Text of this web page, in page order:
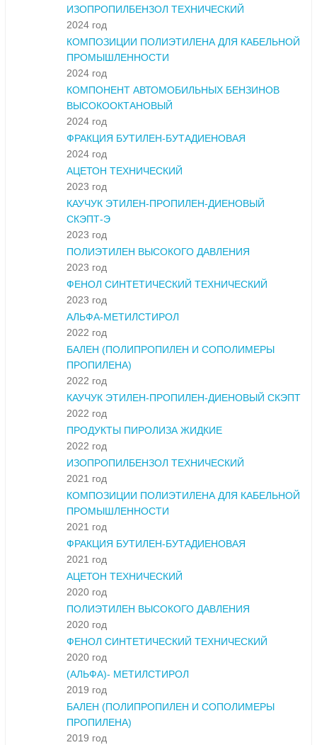
ИЗОПРОПИЛБЕНЗОЛ ТЕХНИЧЕСКИЙ
2024 год
КОМПОЗИЦИИ ПОЛИЭТИЛЕНА ДЛЯ КАБЕЛЬНОЙ
ПРОМЫШЛЕННОСТИ
2024 год
КОМПОНЕНТ АВТОМОБИЛЬНЫХ БЕНЗИНОВ
ВЫСОКООКТАНОВЫЙ
2024 год
ФРАКЦИЯ БУТИЛЕН-БУТАДИЕНОВАЯ
2024 год
АЦЕТОН ТЕХНИЧЕСКИЙ
2023 год
КАУЧУК ЭТИЛЕН-ПРОПИЛЕН-ДИЕНОВЫЙ
СКЭПТ-Э
2023 год
ПОЛИЭТИЛЕН ВЫСОКОГО ДАВЛЕНИЯ
2023 год
ФЕНОЛ СИНТЕТИЧЕСКИЙ ТЕХНИЧЕСКИЙ
2023 год
АЛЬФА-МЕТИЛСТИРОЛ
2022 год
БАЛЕН (ПОЛИПРОПИЛЕН И СОПОЛИМЕРЫ
ПРОПИЛЕНА)
2022 год
КАУЧУК ЭТИЛЕН-ПРОПИЛЕН-ДИЕНОВЫЙ СКЭПТ
2022 год
ПРОДУКТЫ ПИРОЛИЗА ЖИДКИЕ
2022 год
ИЗОПРОПИЛБЕНЗОЛ ТЕХНИЧЕСКИЙ
2021 год
КОМПОЗИЦИИ ПОЛИЭТИЛЕНА ДЛЯ КАБЕЛЬНОЙ
ПРОМЫШЛЕННОСТИ
2021 год
ФРАКЦИЯ БУТИЛЕН-БУТАДИЕНОВАЯ
2021 год
АЦЕТОН ТЕХНИЧЕСКИЙ
2020 год
ПОЛИЭТИЛЕН ВЫСОКОГО ДАВЛЕНИЯ
2020 год
ФЕНОЛ СИНТЕТИЧЕСКИЙ ТЕХНИЧЕСКИЙ
2020 год
(АЛЬФА)- МЕТИЛСТИРОЛ
2019 год
БАЛЕН (ПОЛИПРОПИЛЕН И СОПОЛИМЕРЫ
ПРОПИЛЕНА)
2019 год